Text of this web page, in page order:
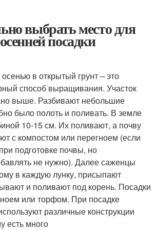
выбрать место для
посадки
в открытый грунт – это
способ выращивания. Участок
выше. Разбивают небольшие
было полоть и поливать. В земле
10-15 см. Их поливают, а почву
с компостом или перегноем (если
подготовке почвы, но
не нужно). Далее саженцы
в каждую лунку, присыпают
и поливают под корень. Посадки
или торфом. При посадке
различные конструкции
есть много